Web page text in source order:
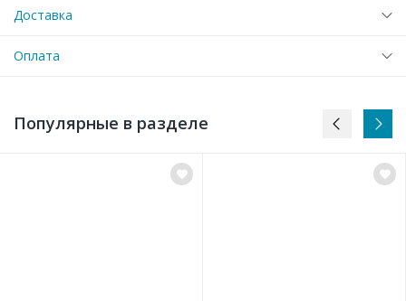
Доставка
Оплата
Популярные в разделе